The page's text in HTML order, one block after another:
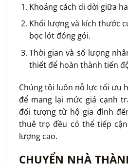
Khoảng cách di dời giữa
Khối lượng và kích thước
bọc lót đóng gói.
Thời gian và số lượng
thiết để hoàn thành tiến
Chúng tôi luôn nỗ lực tối ưu
để mang lại mức giá cạnh
đối tượng từ hộ gia đình
thuê trọ đều có thể tiếp
lượng cao.
CHUYỂN NHÀ